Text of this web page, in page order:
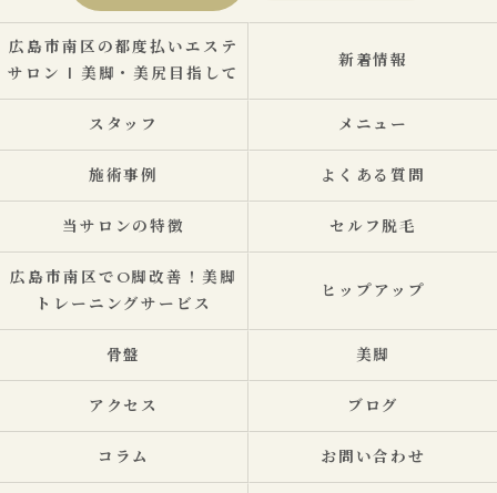
広島市南区の都度払いエステ
サロン | 美脚・美尻目指して
新着情報
スタッフ メニュー
施術事例 よくある質問
当サロンの特徴 セルフ脱毛
広島市南区でO脚改善！美脚
トレーニングサービス
ヒップアップ
骨盤 美脚
アクセス ブログ
コラム お問い合わせ